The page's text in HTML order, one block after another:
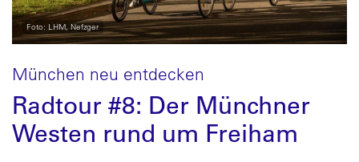
München neu entdecken
Radtour #8: Der Münchner
Westen rund um Freiham
Foto: LHM, Nefzger